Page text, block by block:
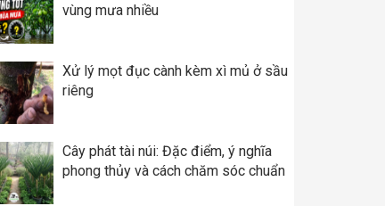
vùng mưa nhiều
Xử lý mọt đục cành kèm xì mủ ở sầu
riêng
Cây phát tài núi: Đặc điểm, ý nghĩa
phong thủy và cách chăm sóc chuẩn